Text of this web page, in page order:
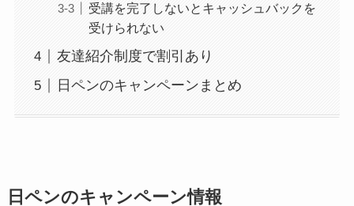
受講を完了しないとキャッシュバックを
受けられない
友達紹介制度で割引あり
日ペンのキャンペーンまとめ
日ペンのキャンペーン情報